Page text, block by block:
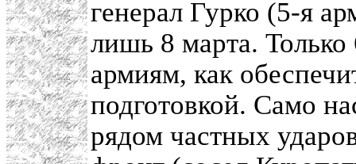
генерал Гурко (5-я
лишь 8 марта. Только
армиям, как
подготовкой. Само
рядом частных